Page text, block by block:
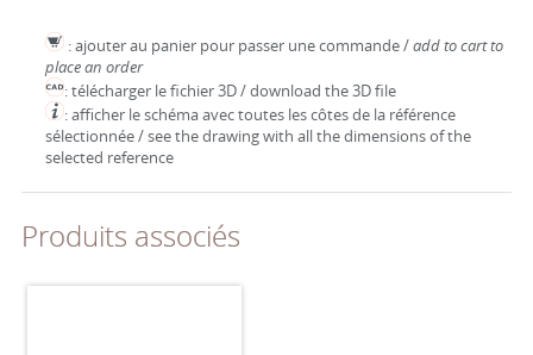
: ajouter au panier pour passer une commande /add to cart to
place an order
: télécharger le fichier 3D / download the 3D file
: afficher le schéma avec toutes les côtes de la référence
sélectionnée / see the drawing with all the dimensions of the
selected reference
Produits associés